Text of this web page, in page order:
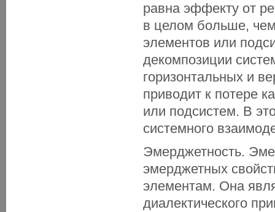
равна эффекту от
в целом больше,
элементов или
декомпозиции
горизонтальных и
приводит к потере
или подсистем. В
системного
Эмерджетность.
эмерджетных
элементам. Она
диалектического